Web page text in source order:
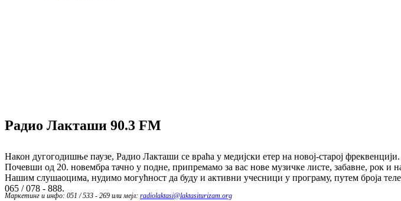
Радио Лакташи 90.3 FM
Након дугогодишње паузе, Радио Лакташи се враћа у медијски етер на новој-старој фреквенцији.
Почевши од 20. новембра тачно у подне, припремамо за вас нове музичке листе, забавне, рок и
Нашим слушаоцима, нудимо могућност да буду и активни учесници у програму, путем броја
065 / 078 - 888.
Маркетинг и инфо: 051 / 533 - 269 или мејл: radiolaktasi@laktasiturizam.org